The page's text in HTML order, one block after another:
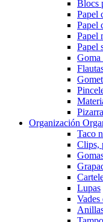
Blocs
Papel
Papel
Papel
Papel
Goma
Organización
Taco
Clips,
Lupas
Vades